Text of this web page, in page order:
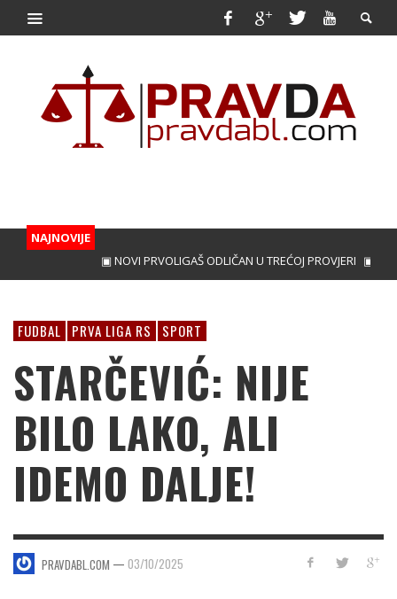
NAJNOVIJE
▣ NOVI PRVOLIGAŠ ODLIČAN U TREĆOJ PROVJERI ▣ PERICA
FUDBAL PRVA LIGA RS SPORT
STARČEVIĆ: NIJE
BILO LAKO, ALI
IDEMO DALJE!
PRAVDABL.COM — 03/10/2025